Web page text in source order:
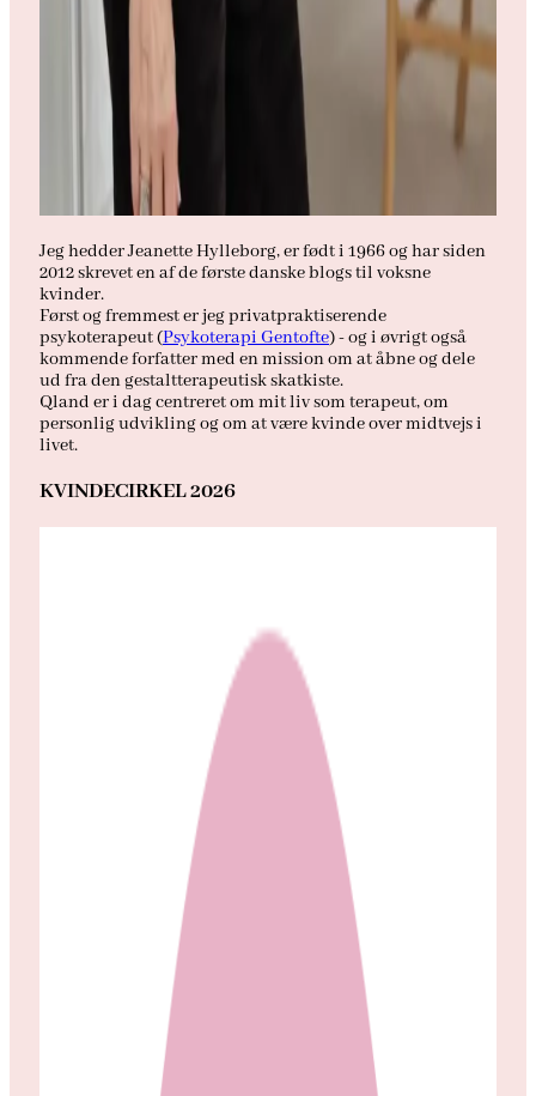
Jeg hedder Jeanette Hylleborg, er født i 1966 og har siden
2012 skrevet en af de første danske blogs til voksne
kvinder.
Først og fremmest er jeg privatpraktiserende
psykoterapeut (Psykoterapi Gentofte) - og i øvrigt også
kommende forfatter med en mission om at åbne og dele
ud fra den gestaltterapeutisk skatkiste.
Qland er i dag centreret om mit liv som terapeut, om
personlig udvikling og om at være kvinde over midtvejs i
livet.
KVINDECIRKEL 2026